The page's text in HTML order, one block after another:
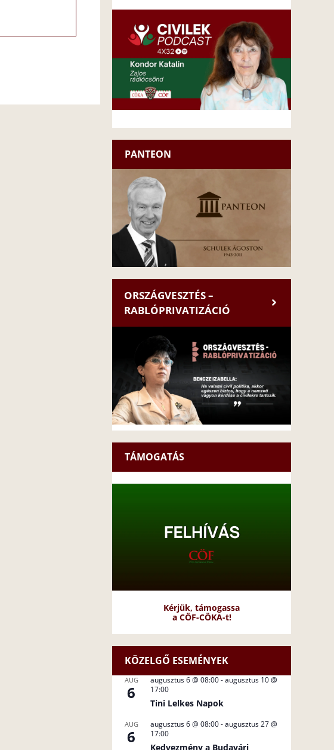
PANTEON
ORSZÁGVESZTÉS –
RABLÓPRIVATIZÁCIÓ
TÁMOGATÁS
Kérjük, támogassa
a CÖF-CÖKA-t!
KÖZELGŐ ESEMÉNYEK
AUG
6
augusztus 6 @ 08:00-augusztus 10 @
17:00
Tini Lelkes Napok
AUG
6
augusztus 6 @ 08:00-augusztus 27 @
17:00
Kedvezmény a Budavári